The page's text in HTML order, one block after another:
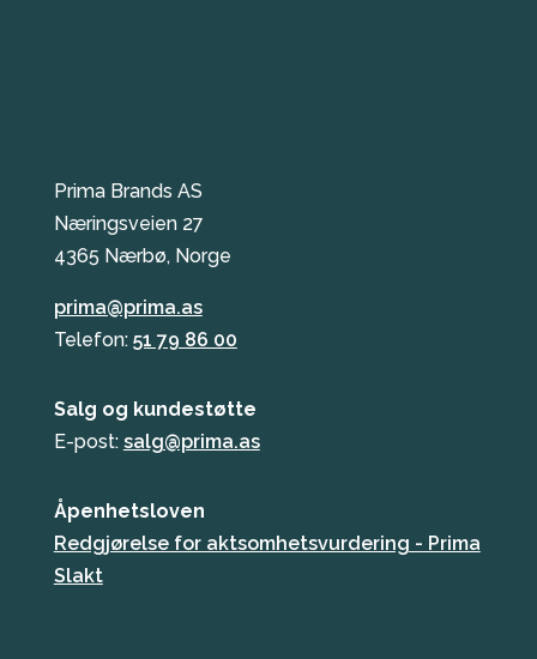
Prima Brands AS
Næringsveien 27
4365 Nærbø, Norge
prima@prima.as
Telefon: 51 79 86 00
Salg og kundestøtte
E-post: salg@prima.as
Åpenhetsloven
Redgjørelse for aktsomhetsvurdering - Prima
Slakt